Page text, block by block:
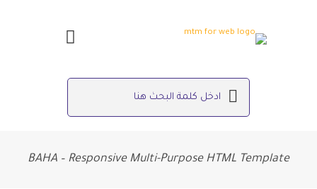
BAHA – Responsive Multi-Purpose HTML Template